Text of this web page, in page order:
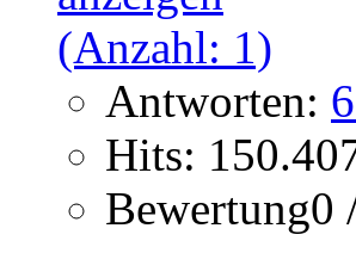
Antworten:
Hits:
Bewertung0